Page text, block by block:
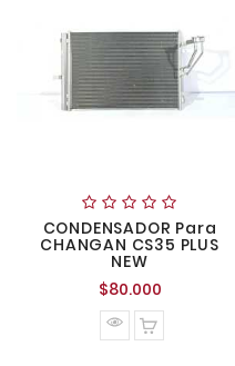
CONDENSADOR Para
CHANGAN CS35 PLUS
NEW
$80.000Precio
normal